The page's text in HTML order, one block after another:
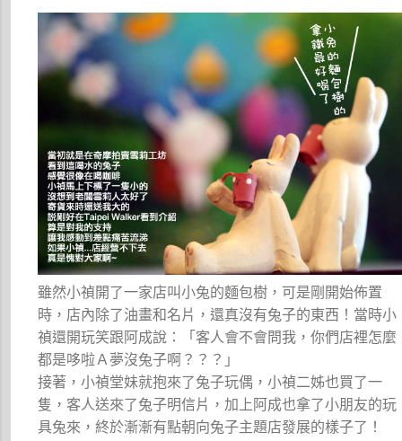
雖然小禎開了一家店叫小兔的麵包樹，可是剛開始佈置
時，店內除了油畫和名片，還真沒有兔子的東西！當時小
禎還開玩笑跟阿成說：「客人會不會問我，你們店裡怎麼
都是哆啦Ａ夢沒兔子啊？？？」
接著，小禎堂妹就抱來了兔子玩偶，小禎二姊也買了一
隻，客人送來了兔子明信片，加上阿成也拿了小朋友的玩
具兔來，終於漸漸有點朝向兔子主題店發展的樣子了！